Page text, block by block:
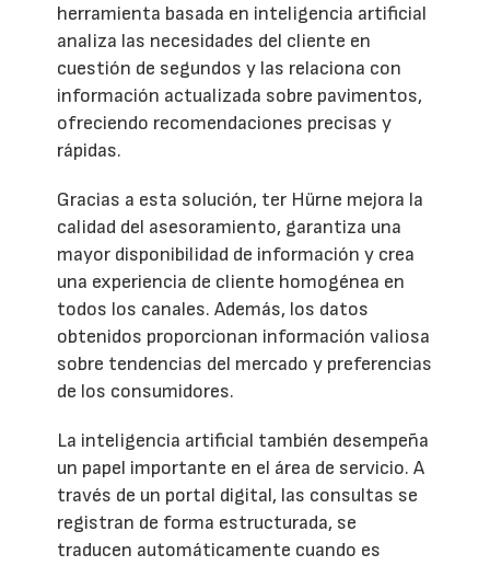
herramienta basada en inteligencia artificial
analiza las necesidades del cliente en
cuestión de segundos y las relaciona con
información actualizada sobre pavimentos,
ofreciendo recomendaciones precisas y
rápidas.
Gracias a esta solución, ter Hürne mejora la
calidad del asesoramiento, garantiza una
mayor disponibilidad de información y crea
una experiencia de cliente homogénea en
todos los canales. Además, los datos
obtenidos proporcionan información valiosa
sobre tendencias del mercado y preferencias
de los consumidores.
La inteligencia artificial también desempeña
un papel importante en el área de servicio. A
través de un portal digital, las consultas se
registran de forma estructurada, se
traducen automáticamente cuando es